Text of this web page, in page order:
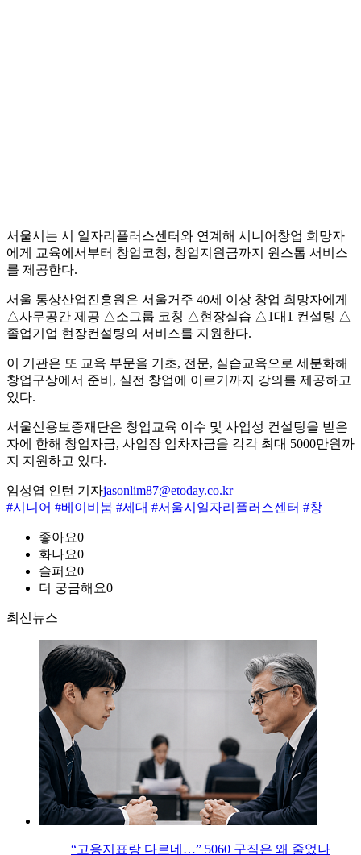
서울시는 시 일자리플러스센터와 연계해 시니어창업 희망자
에게 교육에서부터 창업코칭, 창업지원금까지 원스톱 서비스
를 제공한다.
서울 통상산업진흥원은 서울거주 40세 이상 창업 희망자에게
△사무공간 제공 △소그룹 코칭 △현장실습 △1대1 컨설팅 △
졸업기업 현장컨설팅의 서비스를 지원한다.
이 기관은 또 교육 부문을 기초, 전문, 실습교육으로 세분화해
창업구상에서 준비, 실전 창업에 이르기까지 강의를 제공하고
있다.
서울신용보증재단은 창업교육 이수 및 사업성 컨설팅을 받은
자에 한해 창업자금, 사업장 임차자금을 각각 최대 5000만원까
지 지원하고 있다.
임성엽 인턴 기자jasonlim87@etoday.co.kr
#시니어 #베이비붐 #세대 #서울시일자리플러스센터 #창
좋아요0
화나요0
슬퍼요0
더 궁금해요0
최신뉴스
“고용지표랑 다르네…” 5060 구직은 왜 줄었나